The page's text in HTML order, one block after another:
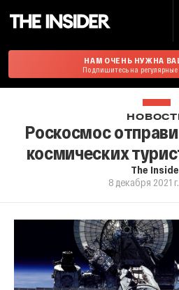
НАМ ОЧЕНЬ НУЖНА
Подпишитесь на
Роскосмос
космических
The
8 декабря 2021